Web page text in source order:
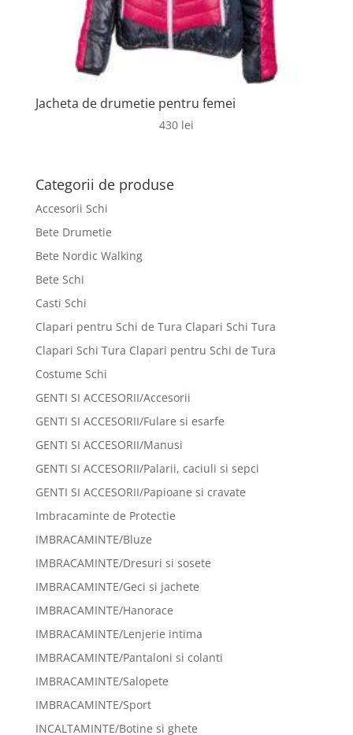
Jacheta de drumetie pentru femei
430 lei
Categorii de produse
Accesorii Schi
Bete Drumetie
Bete Nordic Walking
Bete Schi
Casti Schi
Clapari pentru Schi de Tura Clapari Schi Tura
Clapari Schi Tura Clapari pentru Schi de Tura
Costume Schi
GENTI SI ACCESORII/Accesorii
GENTI SI ACCESORII/Fulare si esarfe
GENTI SI ACCESORII/Manusi
GENTI SI ACCESORII/Palarii, caciuli si sepci
GENTI SI ACCESORII/Papioane si cravate
Imbracaminte de Protectie
IMBRACAMINTE/Bluze
IMBRACAMINTE/Dresuri si sosete
IMBRACAMINTE/Geci si jachete
IMBRACAMINTE/Hanorace
IMBRACAMINTE/Lenjerie intima
IMBRACAMINTE/Pantaloni si colanti
IMBRACAMINTE/Salopete
IMBRACAMINTE/Sport
INCALTAMINTE/Botine si ghete